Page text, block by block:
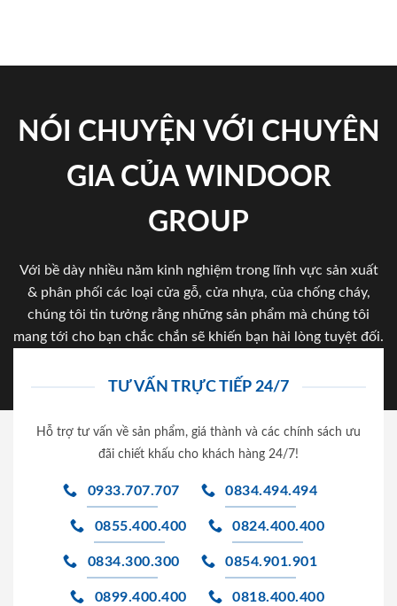
NÓI CHUYỆN VỚI CHUYÊN
GIA CỦA WINDOOR
GROUP
Với bề dày nhiều năm kinh nghiệm trong lĩnh vực sản xuất
& phân phối các loại cửa gỗ, cửa nhựa, của chống cháy,
chúng tôi tin tưởng rằng những sản phẩm mà chúng tôi
mang tới cho bạn chắc chắn sẽ khiến bạn hài lòng tuyệt đối.
TƯ VẤN TRỰC TIẾP 24/7
Hỗ trợ tư vấn về sản phẩm, giá thành và các chính sách ưu
đãi chiết khấu cho khách hàng 24/7!
0933.707.707 0834.494.494
0855.400.400 0824.400.400
0834.300.300 0854.901.901
0899.400.400 0818.400.400